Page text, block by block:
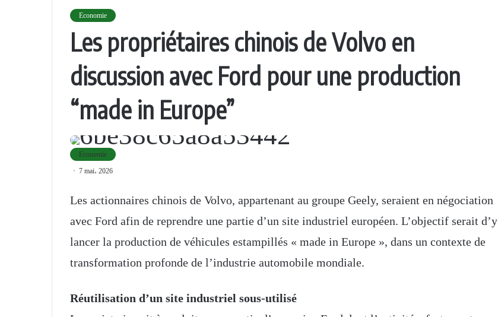
Economie
Les propriétaires chinois de Volvo en
discussion avec Ford pour une production
“made in Europe”
Economie
7 mai، 2026
Les actionnaires chinois de Volvo, appartenant au groupe Geely, seraient en négociation
avec Ford afin de reprendre une partie d’un site industriel européen. L’objectif serait d’y
lancer la production de véhicules estampillés « made in Europe », dans un contexte de
transformation profonde de l’industrie automobile mondiale.
Réutilisation d’un site industriel sous-utilisé